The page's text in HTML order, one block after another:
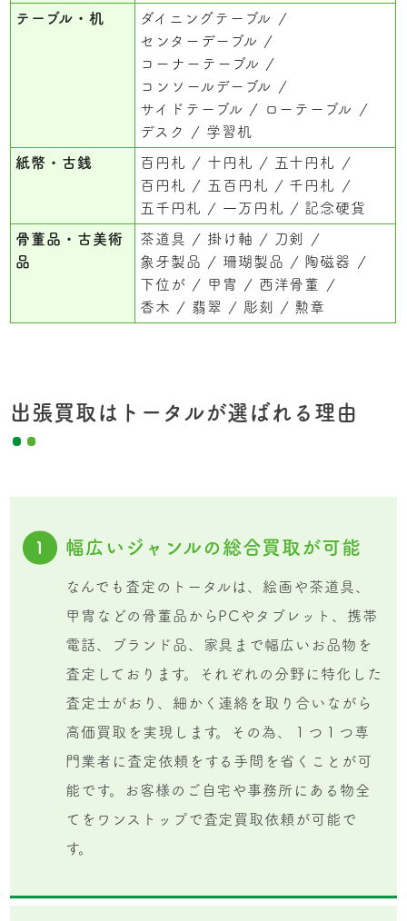
テーブル・机
ダイニングテーブル
センターデーブル
コーナーテーブル
コンソールデーブル
サイドテーブル
ローテーブル
デスク
学習机
紙幣・古銭 百円札 十円札
五十円札
百円札
五百円札
千円札
五千円札
一万円札 記念硬貨
骨董品・古美術
品
茶道具 掛け軸
刀剣
象牙製品
珊瑚製品
陶磁器
下位が
甲冑
西洋骨董
香木
翡翠 彫刻 勲章
出張買取はトータルが選ばれる理由
1 幅広いジャンルの総合買取が可能
なんでも査定のトータルは、絵画や茶道具、
甲冑などの骨董品からPCやタブレット、携帯
電話、ブランド品、家具まで幅広いお品物を
査定しております。それぞれの分野に特化した
査定士がおり、細かく連絡を取り合いながら
高価買取を実現します。その為、１つ１つ専
門業者に査定依頼をする手間を省くことが可
能です。お客様のご自宅や事務所にある物全
てをワンストップで査定買取依頼が可能で
す。